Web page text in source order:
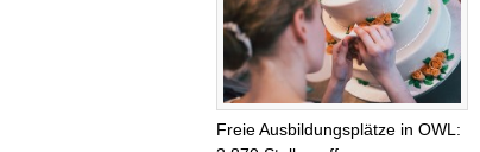
Freie Ausbildungsplätze in OWL: